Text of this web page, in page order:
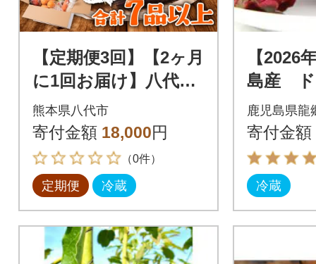
【定期便3回】【2ヶ月
に1回お届け】八代市
産!旬の農産物詰合せ
福袋 7品以上_065-504
5-A
熊本県八代市
寄付金額 18,000円
（0件）
定期便 冷蔵
【2026
島産 ド
ーツ 赤
0玉 段
鹿児島県龍
寄付金額
冷蔵